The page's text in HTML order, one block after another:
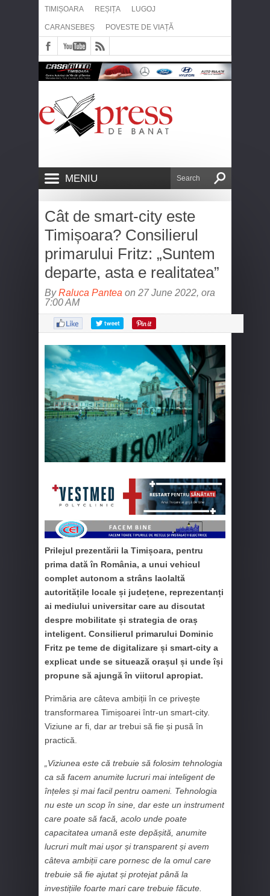
TIMIȘOARA REȘIȚA LUGOJ
CARANSEBEȘ POVESTE DE VIAȚĂ
MENIU
Cât de smart-city este
Timișoara? Consilierul
primarului Fritz: „Suntem
departe, asta e realitatea”
ByRaluca Pantea on 27 June 2022, ora
7:00 AM
Prilejul prezentării la Timișoara, pentru
prima dată în România, a unui vehicul
complet autonom a strâns laolaltă
autoritățile locale și județene, reprezentanți
ai mediului universitar care au discutat
despre mobilitate și strategia de oraș
inteligent. Consilierul primarului Dominic
Fritz pe teme de digitalizare și smart-city a
explicat unde se situează orașul și unde își
propune să ajungă în viitorul apropiat.
Primăria are câteva ambiții în ce privește
transformarea Timișoarei într-un smart-city.
Viziune ar fi, dar ar trebui să fie și pusă în
practică.
„Viziunea este că trebuie să folosim tehnologia
ca să facem anumite lucruri mai inteligent de
înțeles și mai facil pentru oameni. Tehnologia
nu este un scop în sine, dar este un instrument
care poate să facă, acolo unde poate
capacitatea umană este depășită, anumite
lucruri mult mai ușor și transparent și avem
câteva ambiții care pornesc de la omul care
trebuie să fie ajutat și protejat până la
investițiile foarte mari care trebuie făcute.